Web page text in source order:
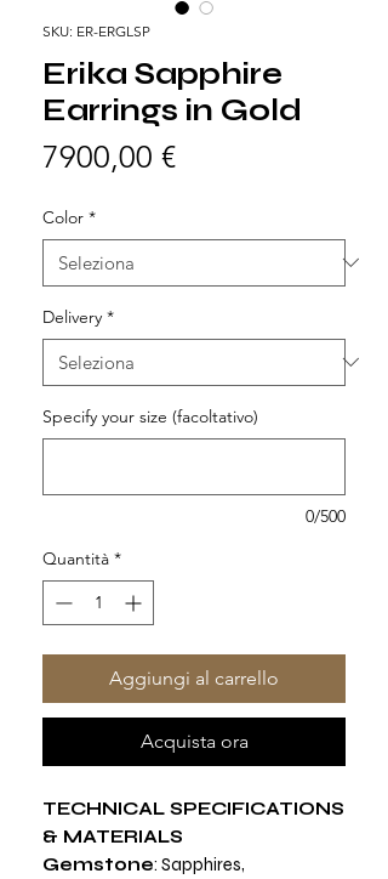
SKU: ER-ERGLSP
Erika Sapphire
Earrings in Gold
7900,00 €Prezzo
Color *
Delivery *
Specify your size (facoltativo)
0/500
Quantità *
Aggiungi al carrello
Acquista ora
TECHNICAL SPECIFICATIONS
& MATERIALS
Gemstone: Sapphires,